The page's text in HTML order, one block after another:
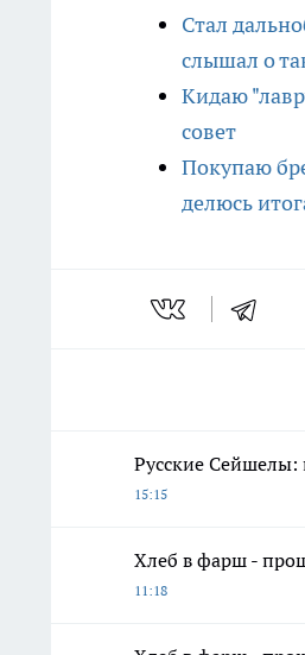
Стал
слышал о
Кидаю
совет
Покупаю
делюсь
Русские
15:15
Хлеб в фарш -
11:18